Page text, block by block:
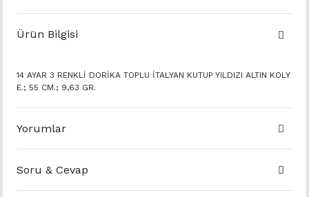
Ürün Bilgisi
14 AYAR 3 RENKLİ DORİKA TOPLU İTALYAN KUTUP YILDIZI ALTIN KOLY
E.; 55 CM.; 9,63 GR.
Yorumlar
Soru & Cevap